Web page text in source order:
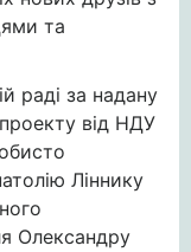
та
раді за надану
від НДУ
Ліннику
Олександру